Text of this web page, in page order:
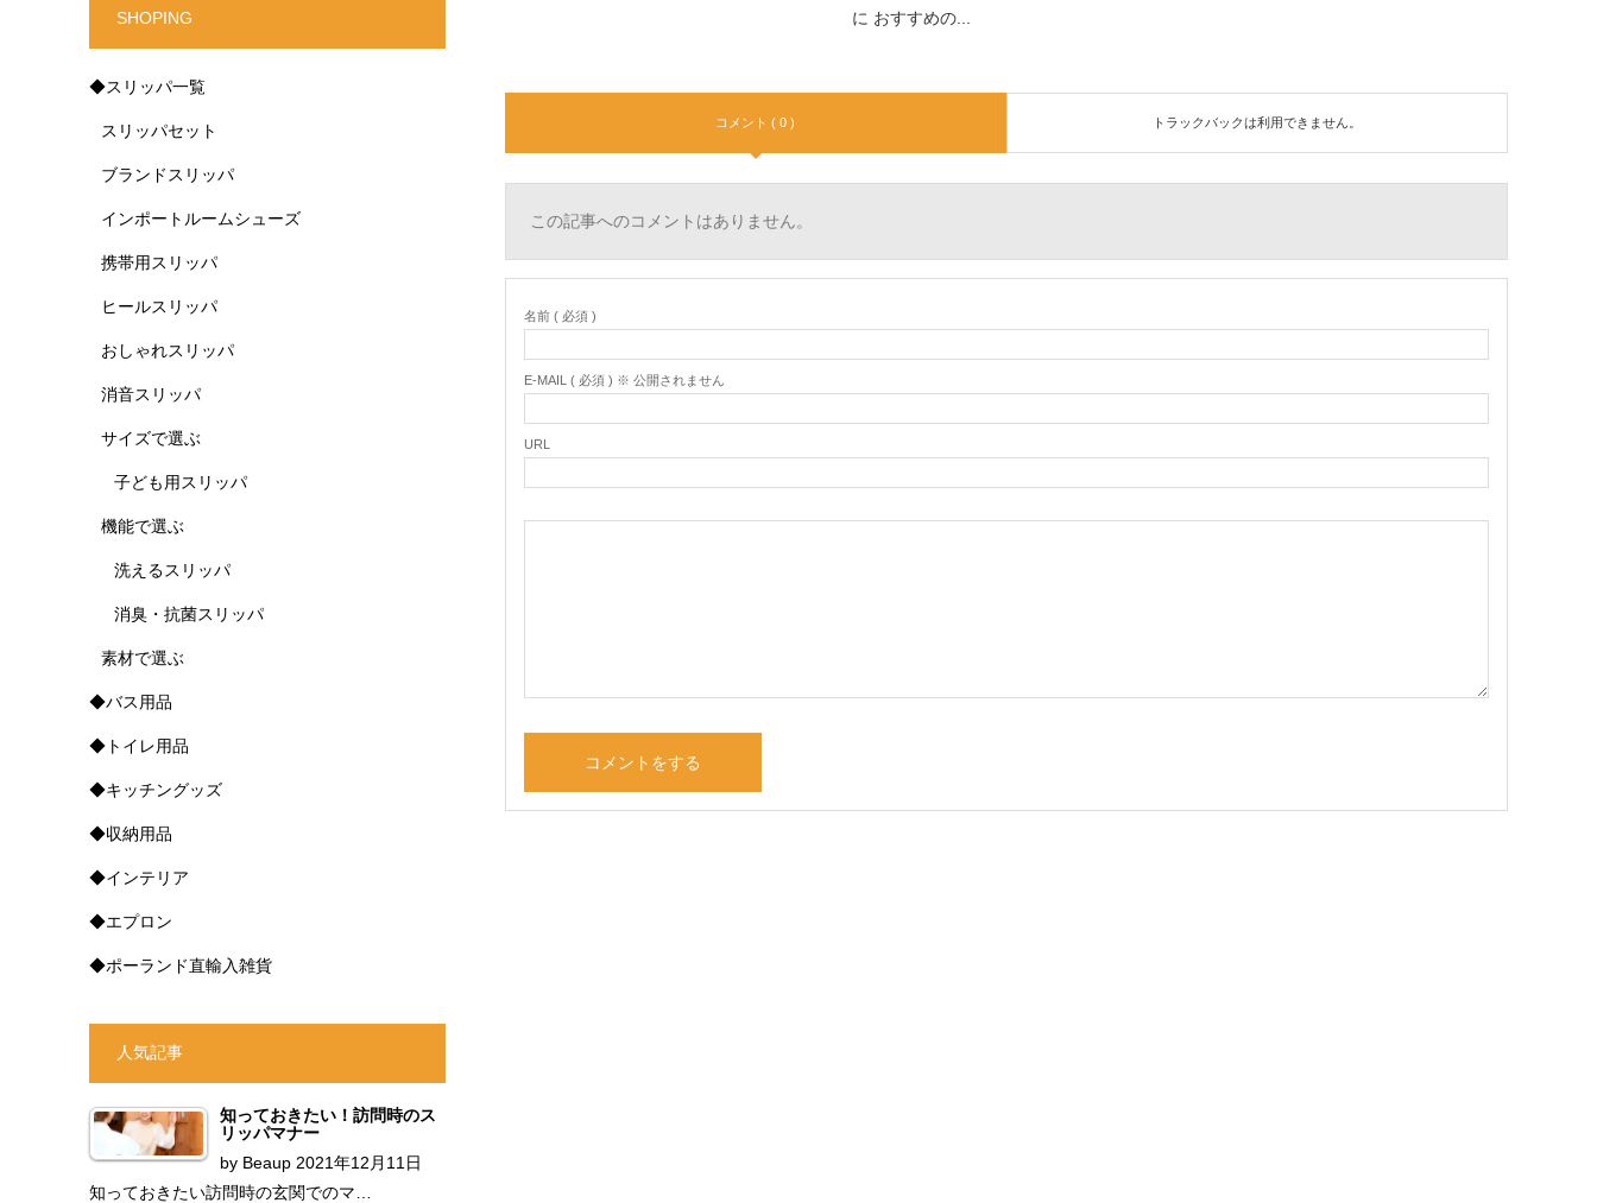
に おすすめの...
コメント ( 0 ) トラックバックは利用できません。
この記事へのコメントはありません。
名前 ( 必須 )
E-MAIL ( 必須 ) ※ 公開されません
URL
SHOPING
◆スリッパ一覧
スリッパセット
ブランドスリッパ
インポートルームシューズ
携帯用スリッパ
ヒールスリッパ
おしゃれスリッパ
消音スリッパ
サイズで選ぶ
子ども用スリッパ
機能で選ぶ
洗えるスリッパ
消臭・抗菌スリッパ
素材で選ぶ
◆バス用品
◆トイレ用品
◆キッチングッズ
◆収納用品
◆インテリア
◆エプロン
◆ポーランド直輸入雑貨
人気記事
知っておきたい！訪問時のス
リッパマナー
by Beaup 2021年12月11日
知っておきたい訪問時の玄関でのマ…